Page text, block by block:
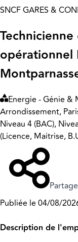
SNCF GARES &
opérationnel
Energie - Génie &
Arrondissement,
Niveau 4 (BAC),
(Licence, Maitrise,
Publiée le 04/08/
Description de